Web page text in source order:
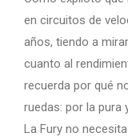
en circuitos de
años, tiendo a
cuanto al
recuerda por qué
ruedas: por la pura
La Fury no